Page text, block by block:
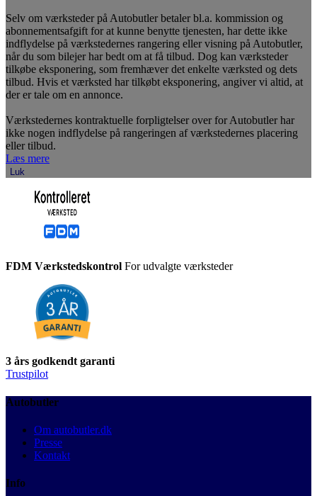
Selv om værksteder på Autobutler betaler bl.a. kommission og
abonnementsafgift for at kunne benytte tjenesten, har dette ikke
indflydelse på værkstedernes rangering eller visning på Autobutler,
når du som bilejer har bedt om at få tilbud. Dog kan værksteder
tilkøbe eksponering, som fremhæver det enkelte værksted og dets
tilbud. Hvis et værksted har tilkøbt eksponering, angiver vi altid, at
der er tale om en annonce.
Værkstedernes kontraktuelle forpligtelser over for Autobutler har
ikke nogen indflydelse på rangeringen af værkstedernes placering
eller tilbud.
Læs mere
Luk
FDM Værkstedskontrol For udvalgte værksteder
3 års godkendt garanti
Trustpilot
Autobutler
Om autobutler.dk
Presse
Kontakt
Info